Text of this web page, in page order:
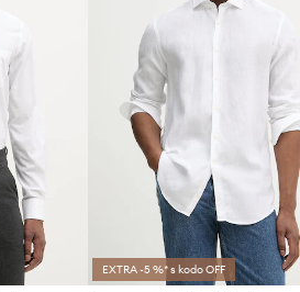
EXTRA -5 %* s kodo OFF